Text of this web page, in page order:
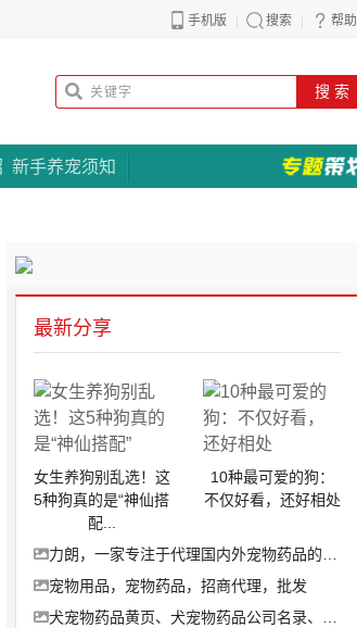
手机版 搜索 帮助
搜 索
新手养宠须知
划
最新分享
女生养狗别乱选！这
5种狗真的是“神仙搭
配...
10种最可爱的狗：
不仅好看，还好相处
力朗，一家专注于代理国内外宠物药品的宠物...
宠物用品，宠物药品，招商代理，批发
犬宠物药品黄页、犬宠物药品公司名录、犬宠...